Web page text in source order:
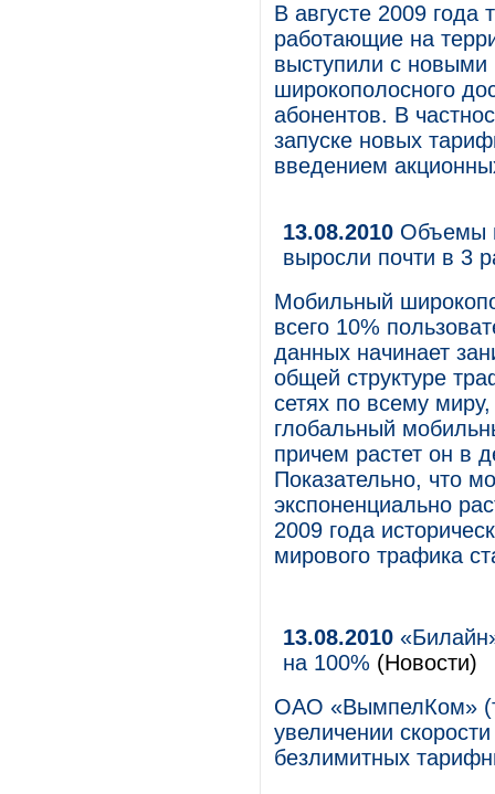
В августе 2009
работающие на
выступили с
широкополосного
абонентов. В
запуске новых
введением
13.08.2010 Объемы
выросли почти в 3
Мобильный
всего 10%
данных начинает
общей структуре
сетях по всему
глобальный
причем растет он в
Показательно, что
экспоненциально
2009 года
мирового трафика
13.08.2010
на 100% (Новости)
ОАО «ВымпелКом»
увеличении
безлимитных